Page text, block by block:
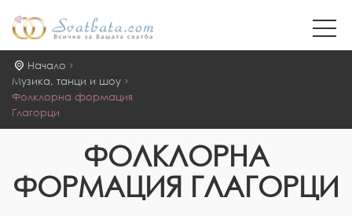
Начало
Музика, танци и шоу
Фолклорна формация
Глагорци
ФОЛКЛОРНА
ФОРМАЦИЯ ГЛАГОРЦИ